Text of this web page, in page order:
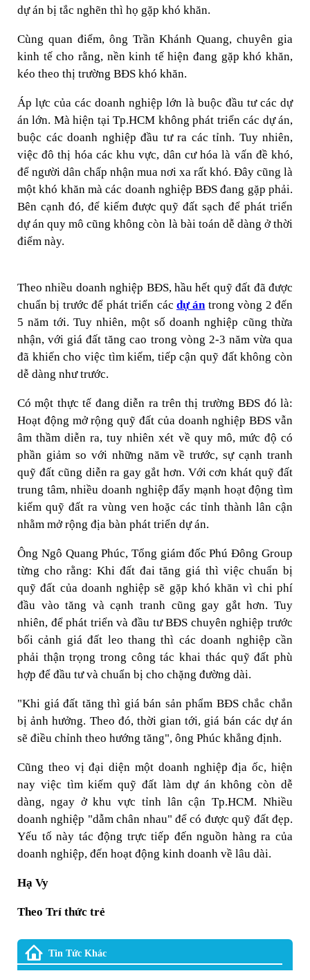
dự án bị tắc nghẽn thì họ gặp khó khăn.
Cùng quan điểm, ông Trần Khánh Quang, chuyên gia
kinh tế cho rằng, nền kinh tế hiện đang gặp khó khăn,
kéo theo thị trường BĐS khó khăn.
Áp lực của các doanh nghiệp lớn là buộc đầu tư các dự
án lớn. Mà hiện tại Tp.HCM không phát triển các dự án,
buộc các doanh nghiệp đầu tư ra các tỉnh. Tuy nhiên,
việc đô thị hóa các khu vực, dân cư hóa là vấn đề khó,
để người dân chấp nhận mua nơi xa rất khó. Đây cũng là
một khó khăn mà các doanh nghiệp BĐS đang gặp phải.
Bên cạnh đó, để kiếm được quỹ đất sạch để phát triển
dự án quy mô cũng không còn là bài toán dễ dàng ở thời
điểm này.
Theo nhiều doanh nghiệp BĐS, hầu hết quỹ đất đã được
chuẩn bị trước để phát triển các dự ántrong vòng 2 đến
5 năm tới. Tuy nhiên, một số doanh nghiệp cũng thừa
nhận, với giá đất tăng cao trong vòng 2-3 năm vừa qua
đã khiến cho việc tìm kiếm, tiếp cận quỹ đất không còn
dễ dàng như trước.
Có một thực tế đang diễn ra trên thị trường BĐS đó là:
Hoạt động mở rộng quỹ đất của doanh nghiệp BĐS vẫn
âm thầm diễn ra, tuy nhiên xét về quy mô, mức độ có
phần giảm so với những năm về trước, sự cạnh tranh
quỹ đất cũng diễn ra gay gắt hơn. Với cơn khát quỹ đất
trung tâm, nhiều doanh nghiệp đẩy mạnh hoạt động tìm
kiếm quỹ đất ra vùng ven hoặc các tỉnh thành lân cận
nhằm mở rộng địa bàn phát triển dự án.
Ông Ngô Quang Phúc, Tổng giám đốc Phú Đông Group
từng cho rằng: Khi đất đai tăng giá thì việc chuẩn bị
quỹ đất của doanh nghiệp sẽ gặp khó khăn vì chi phí
đầu vào tăng và cạnh tranh cũng gay gắt hơn. Tuy
nhiên, để phát triển và đầu tư BĐS chuyên nghiệp trước
bối cảnh giá đất leo thang thì các doanh nghiệp cần
phải thận trọng trong công tác khai thác quỹ đất phù
hợp để đầu tư và chuẩn bị cho chặng đường dài.
"Khi giá đất tăng thì giá bán sản phẩm BĐS chắc chắn
bị ảnh hưởng. Theo đó, thời gian tới, giá bán các dự án
sẽ điều chỉnh theo hướng tăng", ông Phúc khẳng định.
Cũng theo vị đại diện một doanh nghiệp địa ốc, hiện
nay việc tìm kiếm quỹ đất làm dự án không còn dễ
dàng, ngay ở khu vực tỉnh lân cận Tp.HCM. Nhiều
doanh nghiệp "dẫm chân nhau" để có được quỹ đất đẹp.
Yếu tố này tác động trực tiếp đến nguồn hàng ra của
doanh nghiệp, đến hoạt động kinh doanh về lâu dài.
Hạ Vy
Theo Trí thức trẻ
Tin Tức Khác